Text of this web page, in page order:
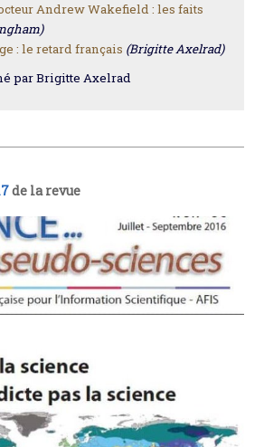
Andrew Wakefield : les faits
: le retard français (Brigitte Axelrad)
par Brigitte Axelrad
de la revue